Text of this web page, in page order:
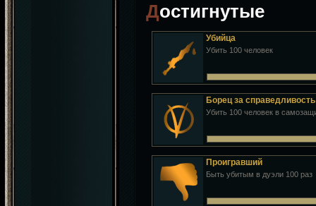
Достигнутые
Убийца
Убить 100 человек
Борец за справедливость
Убить 100 человек в
Проигравший
Быть убитым в дуэли 100 раз